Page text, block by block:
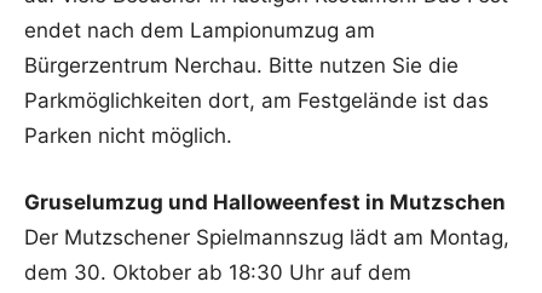
endet nach dem Lampionumzug am
Bürgerzentrum Nerchau. Bitte nutzen Sie die
Parkmöglichkeiten dort, am Festgelände ist das
Parken nicht möglich.
Gruselumzug und Halloweenfest in Mutzschen
Der Mutzschener Spielmannszug lädt am Montag,
dem 30. Oktober ab 18:30 Uhr auf dem